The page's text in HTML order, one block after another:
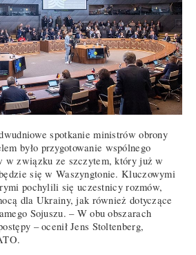
spotkanie ministrów obrony
było przygotowanie wspólnego
w związku ze szczytem, który już w
się w Waszyngtonie. Kluczowymi
pochylili się uczestnicy rozmów,
dla Ukrainy, jak również dotyczące
Sojuszu. – W obu obszarach
– ocenił Jens Stoltenberg,